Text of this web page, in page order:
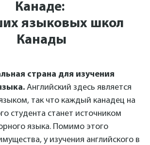
Канаде:
языковых школ
Канады
страна для изучения
Английский здесь является
так что каждый канадец на
студента станет источником
языка. Помимо этого
у изучения английского в